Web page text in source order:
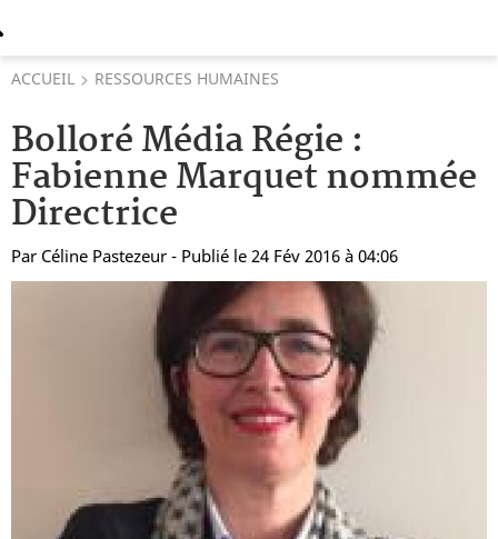
ACCUEIL RESSOURCES HUMAINES
Bolloré Média Régie :
Fabienne Marquet nommée
Directrice
Par Céline Pastezeur - Publié le 24 Fév 2016 à 04:06